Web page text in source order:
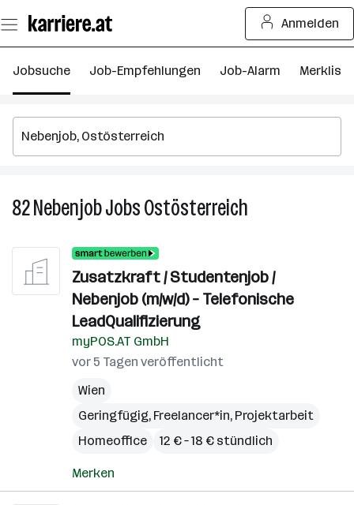
Seiteninhalt
springen
Anmelden
Jobsuche Job-Empfehlungen Job-Alarm Merkliste
82NebenjobJobsOstösterreich
Ostösterreich
Zusatzkraft / Studentenjob /
Nebenjob (m/w/d) – Telefonische
LeadQualifizierung
myPOS.AT GmbH
vor 5 Tagen veröffentlicht
Wien
Geringfügig, Freelancer*in, Projektarbeit
Homeoffice
12 € – 18 € stündlich
Merken